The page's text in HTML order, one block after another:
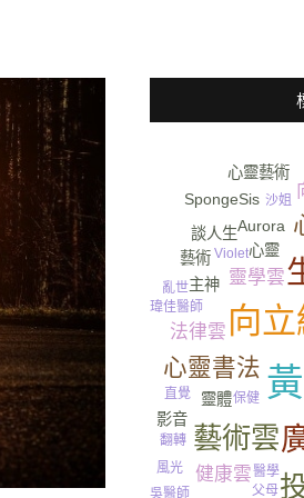
向
藝術雲
心靈書法
健康雲
靈學雲
法律雲
心靈
靈體
SpongeSis
主神
影音
談人生Aurora
藝術
心靈藝術
保健
翻轉
沙姐
醫學
瑋佳醫師
風光
吳醫師 父母
直覺
Violet
亂世